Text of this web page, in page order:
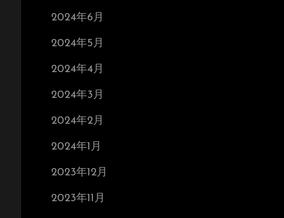
2024年6月
2024年5月
2024年4月
2024年3月
2024年2月
2024年1月
2023年12月
2023年11月